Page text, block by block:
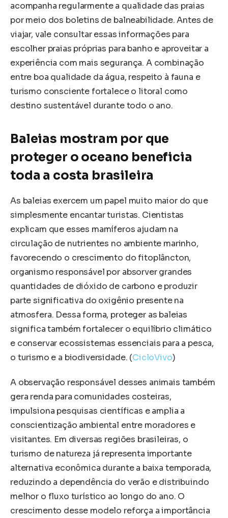
acompanha regularmente a qualidade das praias
por meio dos boletins de balneabilidade. Antes de
viajar, vale consultar essas informações para
escolher praias próprias para banho e aproveitar a
experiência com mais segurança. A combinação
entre boa qualidade da água, respeito à fauna e
turismo consciente fortalece o litoral como
destino sustentável durante todo o ano.
Baleias mostram por que
proteger o oceano beneficia
toda a costa brasileira
As baleias exercem um papel muito maior do que
simplesmente encantar turistas. Cientistas
explicam que esses mamíferos ajudam na
circulação de nutrientes no ambiente marinho,
favorecendo o crescimento do fitoplâncton,
organismo responsável por absorver grandes
quantidades de dióxido de carbono e produzir
parte significativa do oxigênio presente na
atmosfera. Dessa forma, proteger as baleias
significa também fortalecer o equilíbrio climático
e conservar ecossistemas essenciais para a pesca,
o turismo e a biodiversidade. (CicloVivo)
A observação responsável desses animais também
gera renda para comunidades costeiras,
impulsiona pesquisas científicas e amplia a
conscientização ambiental entre moradores e
visitantes. Em diversas regiões brasileiras, o
turismo de natureza já representa importante
alternativa econômica durante a baixa temporada,
reduzindo a dependência do verão e distribuindo
melhor o fluxo turístico ao longo do ano. O
crescimento desse modelo reforça a importância